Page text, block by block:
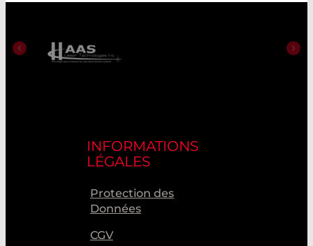
INFORMATIONS
LÉGALES
Protection des
Données
CGV